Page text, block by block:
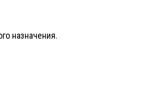
назначения.